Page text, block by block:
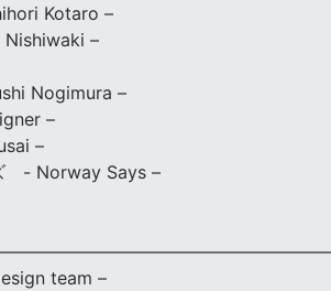
Kotaro –
–
Nogimura –
–
–
- Norway Says –
team –